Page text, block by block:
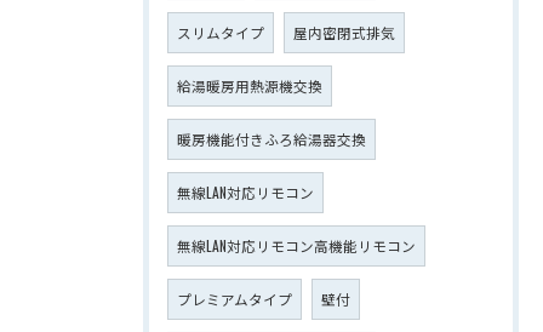
スリムタイプ 屋内密閉式排気
給湯暖房用熱源機交換
暖房機能付きふろ給湯器交換
無線LAN対応リモコン
無線LAN対応リモコン高機能リモコン
プレミアムタイプ 壁付